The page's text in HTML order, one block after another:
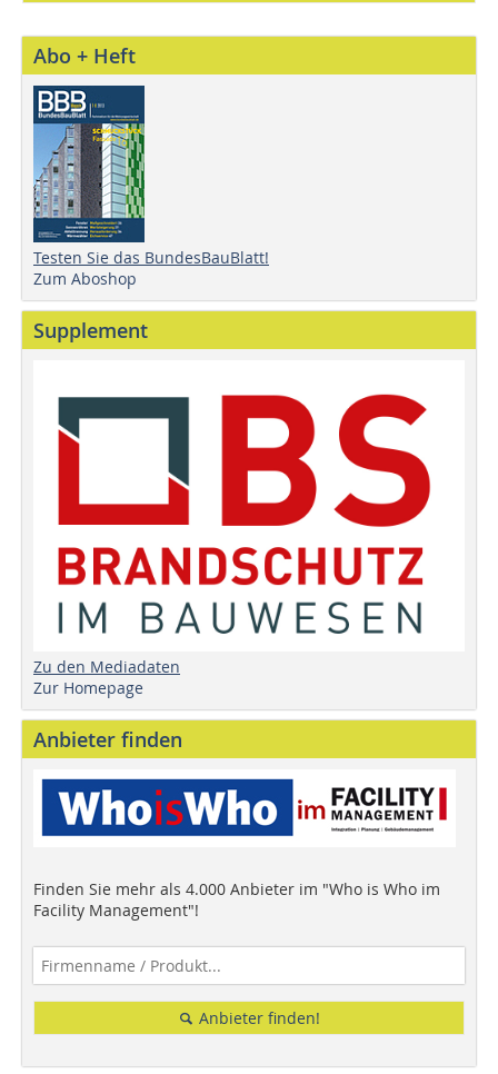
Abo + Heft
Testen Sie das BundesBauBlatt!
Zum Aboshop
Supplement
Zu den Mediadaten
Zur Homepage
Anbieter finden
Finden Sie mehr als 4.000 Anbieter im "Who is Who im
Facility Management"!
Anbieter finden!